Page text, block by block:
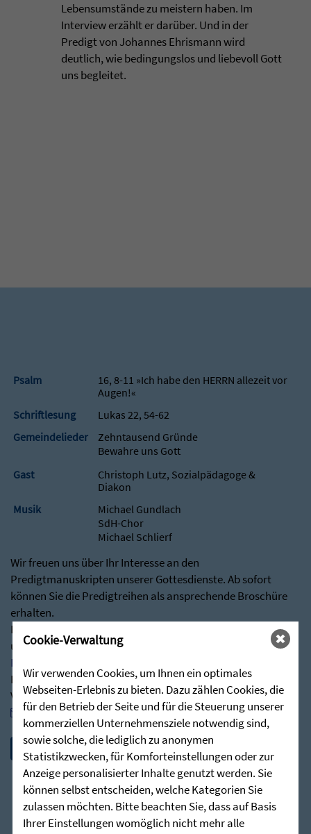
Lebensumstände zu meistern haben. Im
Interview erzählt er darüber. Und in der
Predigt von Johannes Ehrismann wird
deutlich, wie bedingungslos und liebevoll Gott
uns begleitet.
Psalm
16, 8-11 »Ich habe den HERRN allezeit vor
Augen!«
Schriftlesung
Lukas 22, 54-62
Gemeindelieder
Zehntausend Gründe
Bewahre uns Gott
Gast
Christoph Lutz, Sozialpädagoge &
Diakon
Musik
Michael Gundlach
SdH-Chor
Michael Schlierf
Wir freuen uns über Ihr Interesse an den
Predigtmanuskripten unserer Gottesdienste. Ab sofort
können Sie die Predigtreihen als ansprechende Broschüre
erhalten.
Besuchen Sie hierfür gerne über nachstehenden Link
unseren Shop:
Predigten - Die Zieglerschen (stunde-des-hoechsten.de)
Bei Rückfragen stehen wir Ihnen jederzeit sehr gerne zur
Verfügung:
post@stunde-des-hoechsten.de
Cookie-Verwaltung
Wir verwenden Cookies, um Ihnen ein optimales
Webseiten-Erlebnis zu bieten. Dazu zählen Cookies, die
für den Betrieb der Seite und für die Steuerung unserer
kommerziellen Unternehmensziele notwendig sind,
sowie solche, die lediglich zu anonymen
Statistikzwecken, für Komforteinstellungen oder zur
Anzeige personalisierter Inhalte genutzt werden. Sie
können selbst entscheiden, welche Kategorien Sie
zulassen möchten. Bitte beachten Sie, dass auf Basis
Ihrer Einstellungen womöglich nicht mehr alle